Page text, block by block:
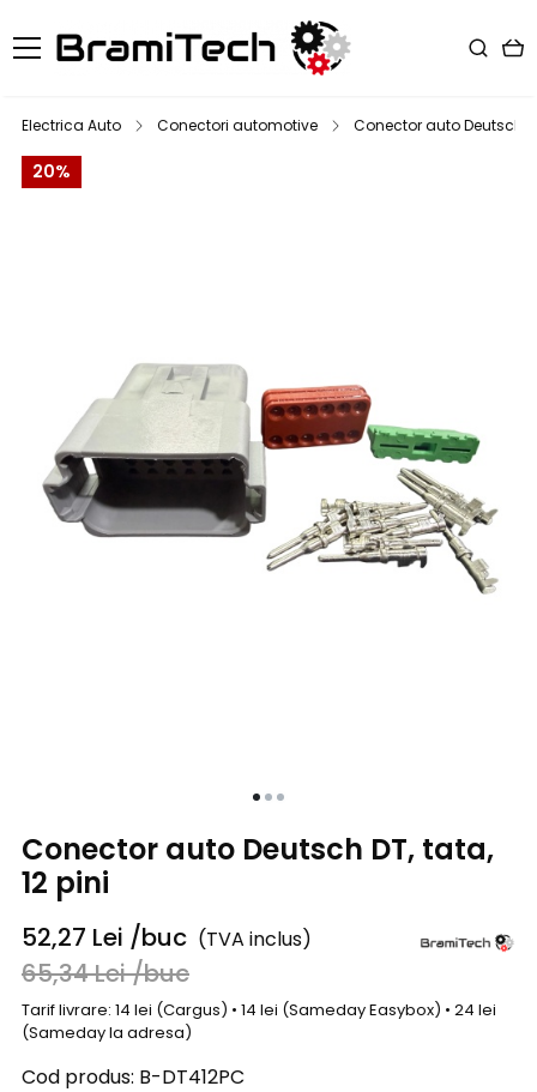
Electrica Auto Conectori automotive Conector auto Deutsch
20%
Conector auto Deutsch DT, tata,
12 pini
52,27 Lei /buc (TVA inclus)
65,34Lei/buc
Tarif livrare: 14 lei (Cargus) • 14 lei (Sameday Easybox) • 24 lei
(Sameday la adresa)
Cod produs: B-DT412PC